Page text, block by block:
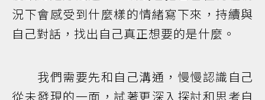
況下會感受到什麼樣的情緒寫下來，持續與
自己對話，找出自己真正想要的是什麼。
我們需要先和自己溝通，慢慢認識自己
從未發現的一面，試著更深入探討和思考自